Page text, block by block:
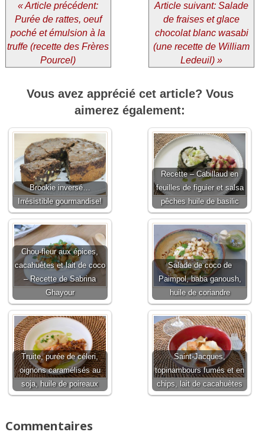
« Article précédent:
Purée de rattes, oeuf
poché et émulsion à la
truffe (recette des Frères
Pourcel)
Article suivant: Salade
de fraises et glace
chocolat blanc wasabi
(une recette de William
Ledeuil) »
Vous avez apprécié cet article? Vous
aimerez également:
Brookie inversé…
Irrésistible gourmandise!
Recette – Cabillaud en
feuilles de figuier et salsa
pêches huile de basilic
Chou-fleur aux épices,
cacahuètes et lait de coco
– Recette de Sabrina
Ghayour
Salade de coco de
Paimpol, baba ganoush,
huile de coriandre
Truite, purée de céleri,
oignons caramélisés au
soja, huile de poireaux
Saint-Jacques,
topinambours fumés et en
chips, lait de cacahuètes
Commentaires